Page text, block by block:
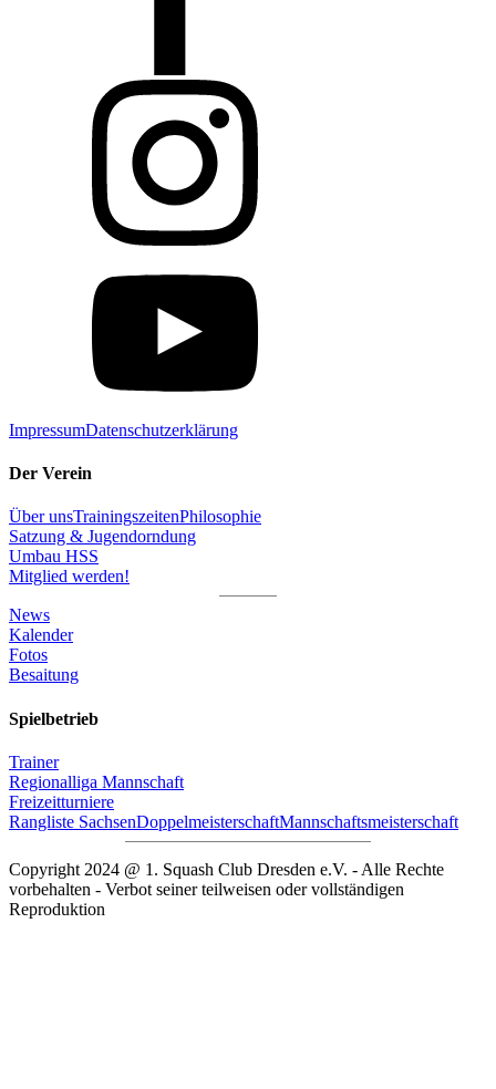
ImpressumDatenschutzerklärung
Der Verein
Über unsTrainingszeitenPhilosophie
Satzung & Jugendorndung
Umbau HSS
Mitglied werden!
News
Kalender
Fotos
Besaitung
Spielbetrieb
Trainer
Regionalliga Mannschaft
Freizeitturniere
Rangliste SachsenDoppelmeisterschaftMannschaftsmeisterschaft
Copyright 2024 @ 1. Squash Club Dresden e.V. - Alle Rechte
vorbehalten - Verbot seiner teilweisen oder vollständigen
Reproduktion